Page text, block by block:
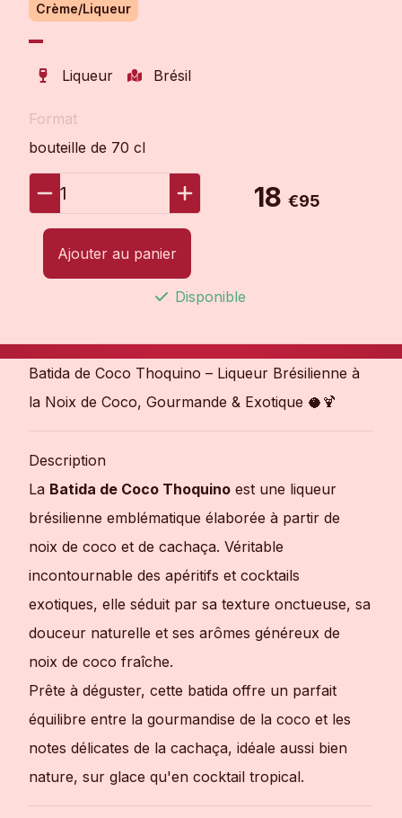
Crème/Liqueur
Liqueur Brésil
Format
bouteille de 70 cl
1 18 €95
Ajouter au panier
Disponible
Batida de Coco Thoquino – Liqueur Brésilienne à
la Noix de Coco, Gourmande & Exotique 🥥🍹
Description
La Batida de Coco Thoquino est une liqueur
brésilienne emblématique élaborée à partir de
noix de coco et de cachaça. Véritable
incontournable des apéritifs et cocktails
exotiques, elle séduit par sa texture onctueuse, sa
douceur naturelle et ses arômes généreux de
noix de coco fraîche.
Prête à déguster, cette batida offre un parfait
équilibre entre la gourmandise de la coco et les
notes délicates de la cachaça, idéale aussi bien
nature, sur glace qu'en cocktail tropical.